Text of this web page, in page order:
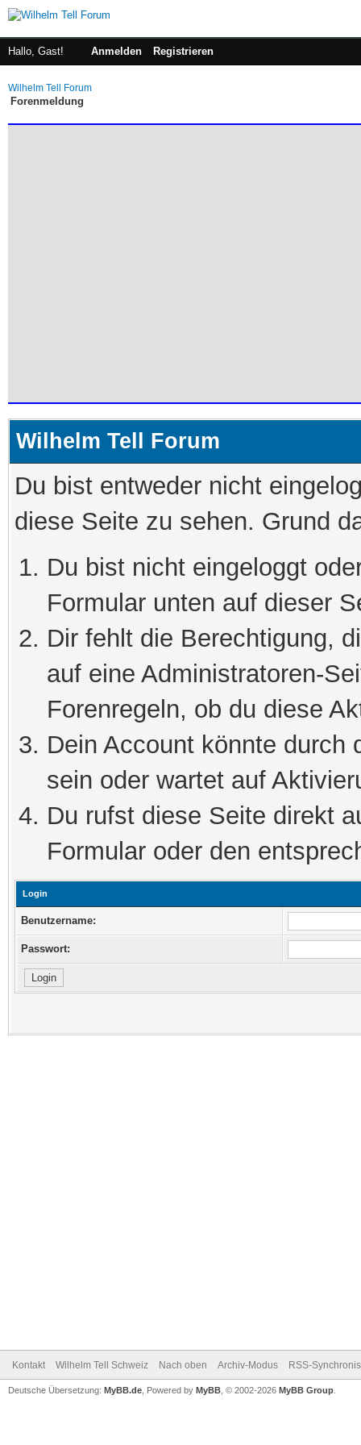
Hallo, Gast! Anmelden Registrieren
Wilhelm Tell Forum
Forenmeldung
Wilhelm Tell Forum
Du bist entweder nicht
diese Seite zu sehen. Grund
Du bist nicht eingeloggt
Formular unten auf dieser
Dir fehlt die Berechtigung,
auf eine Administratoren-
Forenregeln, ob du diese
Dein Account könnte durch
sein oder wartet auf
Du rufst diese Seite direkt
Formular oder den
Login
Benutzername:
Passwort:
Kontakt Wilhelm Tell Schweiz Nach oben Archiv-Modus RSS-
Deutsche Übersetzung: MyBB.de , Powered by MyBB , © 2002-2026 MyBB Group